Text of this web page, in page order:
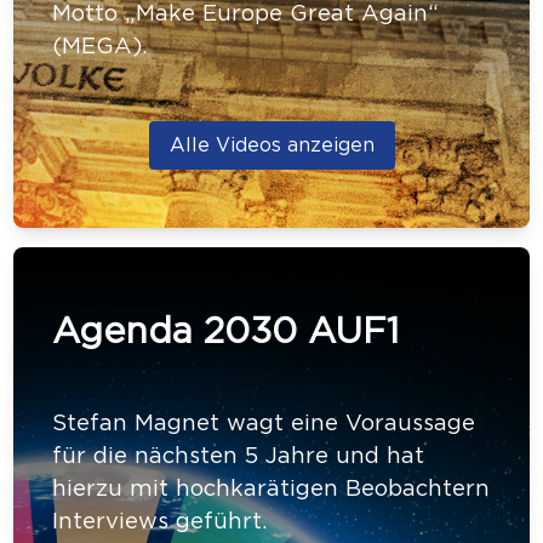
Motto „Make Europe Great Again“
(MEGA).
Alle Videos anzeigen
Agenda 2030 AUF1
Stefan Magnet wagt eine Voraussage
für die nächsten 5 Jahre und hat
hierzu mit hochkarätigen Beobachtern
Interviews geführt.